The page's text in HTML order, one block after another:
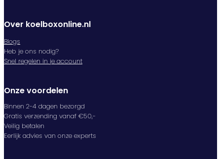
Over koelboxonline.nl
Blogs
Heb je ons nodig?
Snel regelen in je account
Onze voordelen
Binnen 2-4 dagen bezorgd
Gratis verzending vanaf €50,-
Veilig betalen
Eerlijk advies van onze experts